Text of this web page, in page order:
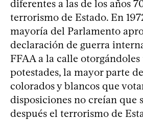
diferentes a las de los años
terrorismo de Estado. En
mayoría del Parlamento
declaración de guerra
FFAA a la calle otorgándoles
potestades, la mayor parte
colorados y blancos que
disposiciones no creían que
después el terrorismo de